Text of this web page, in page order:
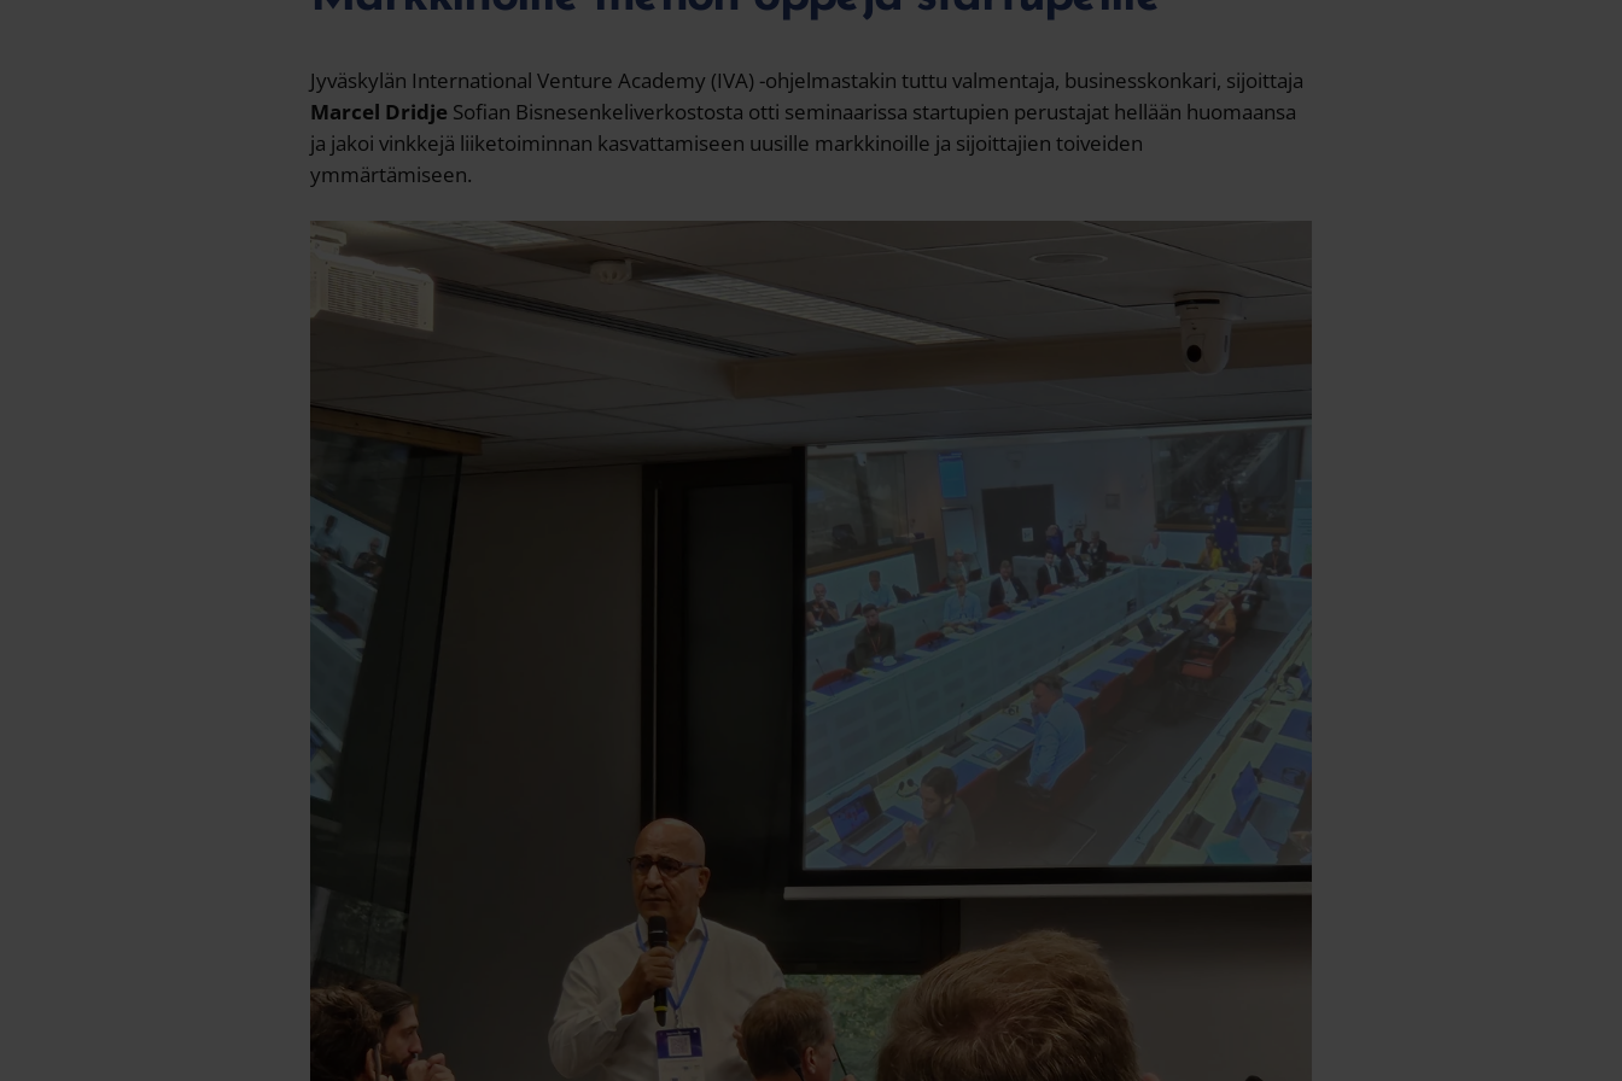
Jyväskylän International Venture Academy (IVA) -ohjelmastakin tuttu valmentaja, businesskonkari, sijoittaja
Marcel Dridje Sofian Bisnesenkeliverkostosta otti seminaarissa startupien perustajat hellään huomaansa
ja jakoi vinkkejä liiketoiminnan kasvattamiseen uusille markkinoille ja sijoittajien toiveiden
ymmärtämiseen.